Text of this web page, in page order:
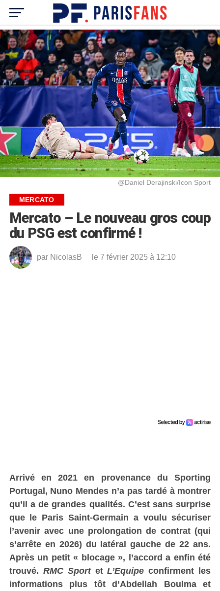
@Daniel Derajinski/Icon Sport
MERCATO
Mercato – Le nouveau gros coup
du PSG est confirmé !
par NicolasB le 7 février 2025 à 12:10
Arrivé en 2021 en provenance du Sporting
Portugal, Nuno Mendes n’a pas tardé à montrer
qu’il a de grandes qualités. C’est sans surprise
que le Paris Saint-Germain a voulu sécuriser
l’avenir avec une prolongation de contrat (qui
s’arrête en 2026) du latéral gauche de 22 ans.
Après un petit « blocage », l’accord a enfin été
trouvé. RMC Sport etL’Equipeconfirment les
informations plus tôt d’Abdellah Boulma et